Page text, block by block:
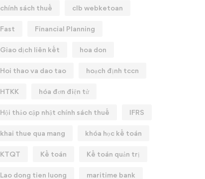
chính sách thuế clb webketoan
Fast Financial Planning
Giao dịch liên kết hoa don
Hoi thao va dao tao hoạch định tccn
HTKK hóa đơn điện tử
Hội thảo cập nhật chính sách thuế IFRS
khai thue qua mang khóa học kế toán
KTQT Kế toán Kế toán quản trị
Lao dong tien luong maritime bank